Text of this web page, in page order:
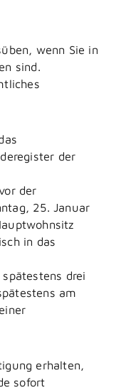
wenn Sie in
sind.
der
der
25. Januar
in das
drei
am
erhalten,
sofort